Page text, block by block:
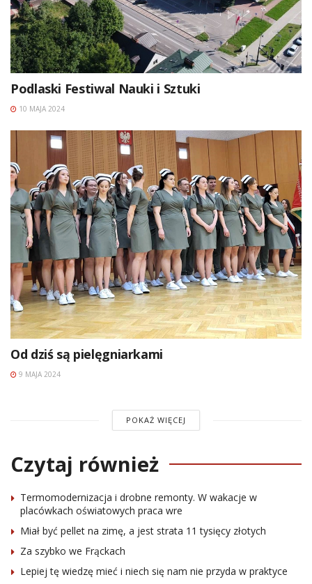
Podlaski Festiwal Nauki i Sztuki
10 MAJA 2024
Od dziś są pielęgniarkami
9 MAJA 2024
POKAŻ WIĘCEJ
Czytaj również
Termomodernizacja i drobne remonty. W wakacje w
placówkach oświatowych praca wre
Miał być pellet na zimę, a jest strata 11 tysięcy złotych
Za szybko we Frąckach
Lepiej tę wiedzę mieć i niech się nam nie przyda w praktyce